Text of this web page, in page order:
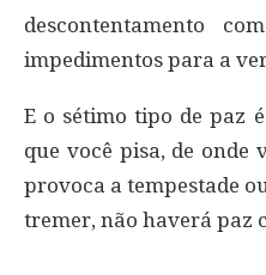
descontentamento
impedimentos para a
E o sétimo tipo de paz
que você pisa, de onde
provoca a tempestade
tremer, não haverá paz